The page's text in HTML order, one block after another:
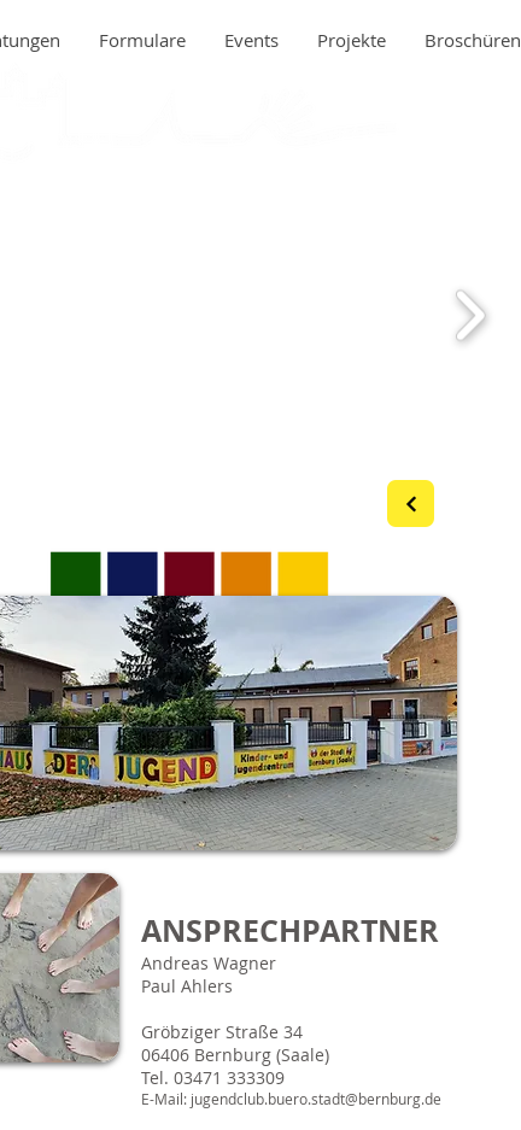
Formulare Events Projekte Broschüren
ANSPRECHPARTNER
Andreas Wagner
Paul Ahlers
Gröbziger Straße 34
06406 Bernburg (Saale)
Tel. 03471 333309
E-Mail: jugendclub.buero.stadt@bernburg.de